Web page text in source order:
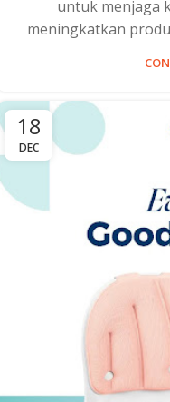
untuk menjaga
meningkatkan
18
DEC